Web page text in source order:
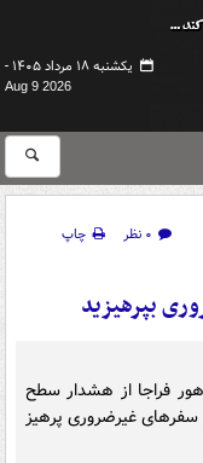
یکشنبه ۱۸ مرداد ۱۴۰۵ -
Aug 9 2026
۰ نظر
چاپ
بپرهیزید
فراجا از هشدار سطح
غیرضروری پرهیز